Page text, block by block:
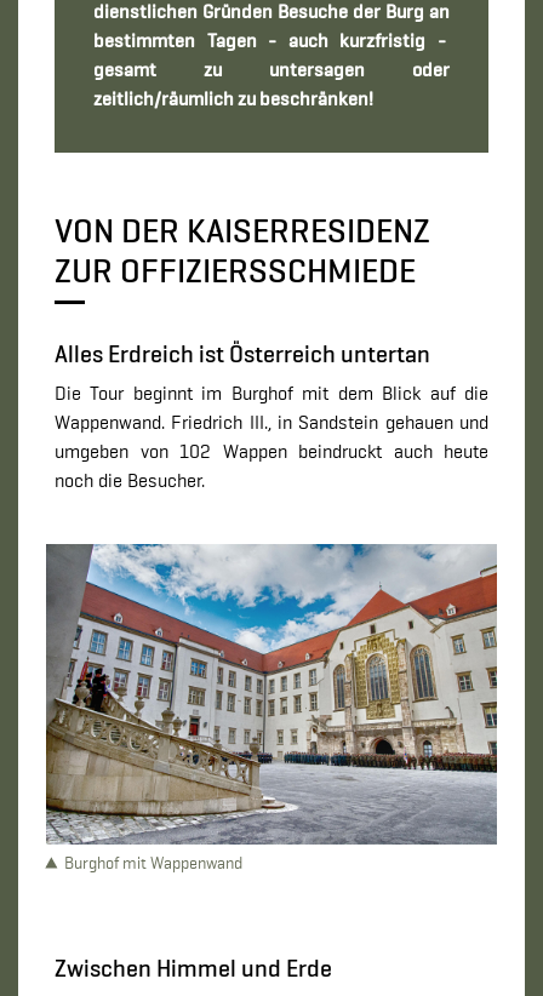
dienstlichen Gründen Besuche der Burg an
bestimmten Tagen - auch kurzfristig -
gesamt zu untersagen oder
zeitlich/räumlich zu beschränken!
VON DER KAISERRESIDENZ
ZUR OFFIZIERSSCHMIEDE
Alles Erdreich ist Österreich untertan
Die Tour beginnt im Burghof mit dem Blick auf die
Wappenwand. Friedrich III., in Sandstein gehauen und
umgeben von 102 Wappen beindruckt auch heute
noch die Besucher.
Burghof mit Wappenwand
Zwischen Himmel und Erde